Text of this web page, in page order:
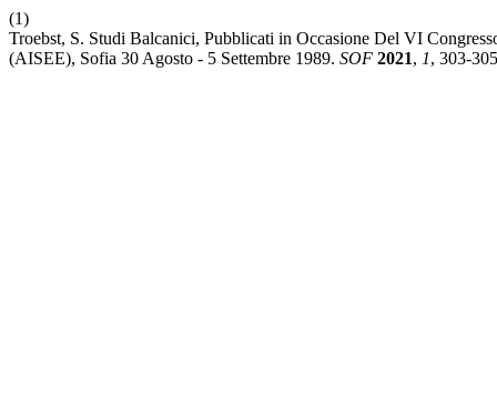
(1)
Troebst, S. Studi Balcanici, Pubblicati in Occasione Del VI
(AISEE), Sofia 30 Agosto - 5 Settembre 1989. SOF 2021, 1, 303-